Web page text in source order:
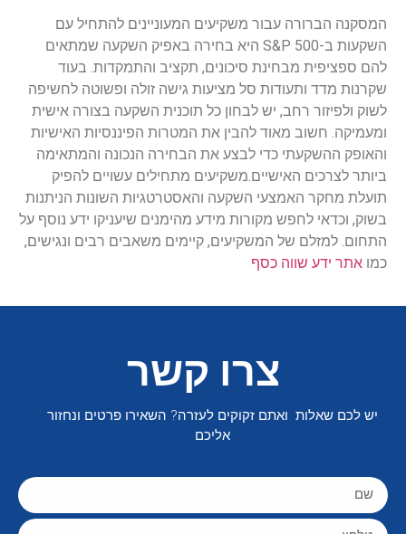
המסקנה הברורה עבור משקיעים המעוניינים להתחיל עם
השקעות ב-S&P 500 היא בחירה באפיק השקעה שמתאים
להם ספציפית מבחינת סיכונים, תקציב והתמקדות. בעוד
שקרנות מדד ותעודות סל מציעות גישה זולה ופשוטה לחשיפה
לשוק ולפיזור רחב, יש לבחון כל תוכנית השקעה בצורה אישית
ומעמיקה. חשוב מאוד להבין את המטרות הפיננסיות האישיות
והאופק ההשקעתי כדי לבצע את הבחירה הנכונה והמתאימה
ביותר לצרכים האישיים.משקיעים מתחילים עשויים להפיק
תועלת מחקר האמצעי השקעה והאסטרטגיות השונות הניתנות
בשוק, וכדאי לחפש מקורות מידע מהימנים שיעניקו ידע נוסף על
התחום. למזלם של המשקיעים, קיימים משאבים רבים ונגישים,
כמו אתר ידע שווה כסף
צרו קשר
יש לכם שאלות ואתם זקוקים לעזרה? השאירו פרטים ונחזור
אליכם